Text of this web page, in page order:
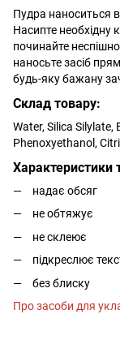
Пудра наноситься
Насипте необхідну
починайте
наносьте засіб
будь-яку бажану
Склад товару:
Water, Silica Silylate,
Phenoxyethanol,
Характеристики
надає обсяг
не обтяжує
не склеює
підкреслює
без блиску
Про засоби для